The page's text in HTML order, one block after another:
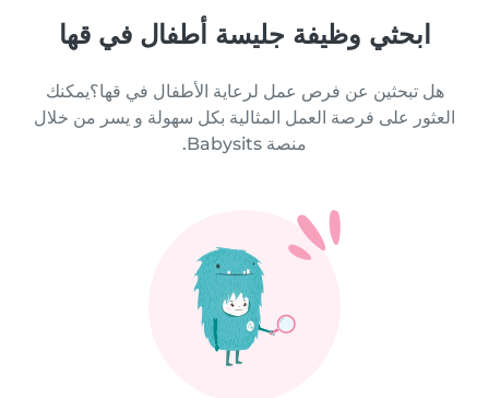
ابحثي وظيفة جليسة أطفال في قها
هل تبحثين عن فرص عمل لرعاية الأطفال في قها؟يمكنك
العثور على فرصة العمل المثالية بكل سهولة و يسر من خلال
منصة Babysits.